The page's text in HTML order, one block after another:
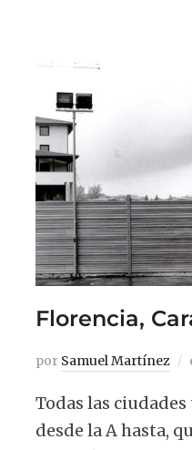
Florencia,
por Samuel Martínez
Todas las
desde la A hasta,